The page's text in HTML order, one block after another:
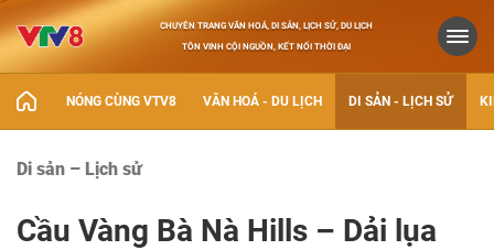
CHUYÊN TRANG VĂN HOÁ, DI SẢN, LỊCH SỬ, DU LỊCH
TÔN VINH CỘI NGUỒN, KẾT NỐI THỜI ĐẠI
NÓNG CÙNG VTV8 VĂN HOÁ - DU LỊCH DI SẢN - LỊCH SỬ
Di sản – Lịch sử
Cầu Vàng Bà Nà Hills – Dải lụa